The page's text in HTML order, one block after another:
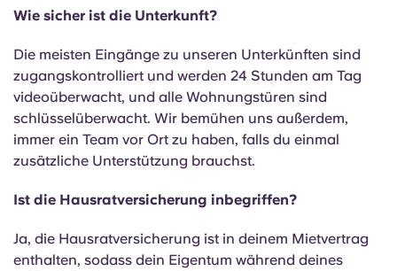
Wie sicher ist die Unterkunft?
Die meisten Eingänge zu unseren Unterkünften sind
zugangskontrolliert und werden 24 Stunden am Tag
videoüberwacht, und alle Wohnungstüren sind
schlüsselüberwacht. Wir bemühen uns außerdem,
immer ein Team vor Ort zu haben, falls du einmal
zusätzliche Unterstützung brauchst.
Ist die Hausratversicherung inbegriffen?
Ja, die Hausratversicherung ist in deinem Mietvertrag
enthalten, sodass dein Eigentum während deines